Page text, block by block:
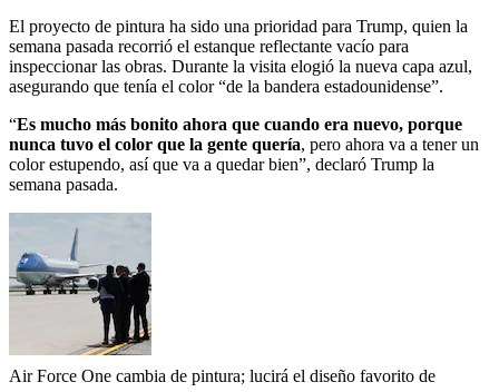
El proyecto de pintura ha sido una prioridad para Trump, quien la
semana pasada recorrió el estanque reflectante vacío para
inspeccionar las obras. Durante la visita elogió la nueva capa azul,
asegurando que tenía el color “de la bandera estadounidense”.
“Es mucho más bonito ahora que cuando era nuevo, porque
nunca tuvo el color que la gente quería, pero ahora va a tener un
color estupendo, así que va a quedar bien”, declaró Trump la
semana pasada.
Air Force One cambia de pintura; lucirá el diseño favorito de